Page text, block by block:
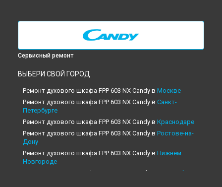
Сервисный ремонт
ВЫБЕРИ СВОЙ ГОРОД
Ремонт духового шкафа FPP 603 NX Candy в Москве
Ремонт духового шкафа FPP 603 NX Candy в Санкт-
Петербурге
Ремонт духового шкафа FPP 603 NX Candy в Краснодаре
Ремонт духового шкафа FPP 603 NX Candy в Ростове-на-
Дону
Ремонт духового шкафа FPP 603 NX Candy в Нижнем
Новгороде
Ремонт духового шкафа FPP 603 NX Candy в
Новосибирске